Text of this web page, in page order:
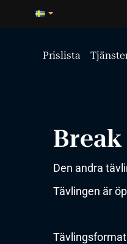
Prislista
Break
Den andra
Tävlingen är